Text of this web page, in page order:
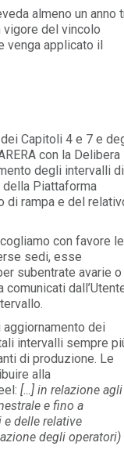
almeno un anno
vigore del vincolo
venga applicato il
Capitoli 4 e 7 e
con la Delibera
degli intervalli di
Piattaforma
di rampa e del
con favore le
sedi, esse
subentrate avarie o
dei
intervalli sempre
di produzione. Le
alla
[…] in relazione agli
e fino a
delle relative
degli operatori)
di EF - n. 29 -
PIÙ